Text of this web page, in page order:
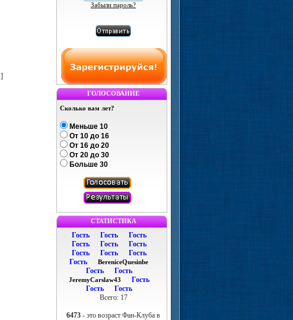
]
Забыли пароль?
ГОЛОСОВАНИЕ
Сколько вам лет?
Меньше 10
От 10 до 16
От 16 до 20
От 20 до 30
Больше 30
СТАТИСТИКА
Гость Гость
Гость
Гость
Гость
Гость
Гость
Гость
Гость
Гость
BereniceQuesinbe
Гость Гость
JeremyCarslaw43
Гость
Гость
Гость
Всего: 17
6473 - это возраст Фан-Клуба в